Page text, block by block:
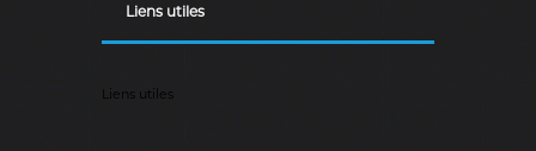
Liens utiles
Liens utiles